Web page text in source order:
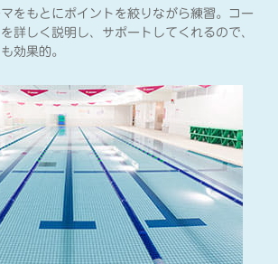
をもとにポイントを絞りながら練習。コー
詳しく説明し、サポートしてくれるので、
効果的。